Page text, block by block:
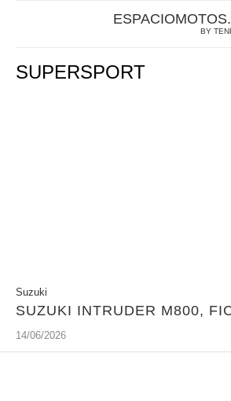
BY
SUPERSPORT
Suzuki
SUZUKI INTRUDER M800,
14/06/2026